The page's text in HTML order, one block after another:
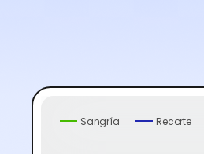
Sangría Recorte